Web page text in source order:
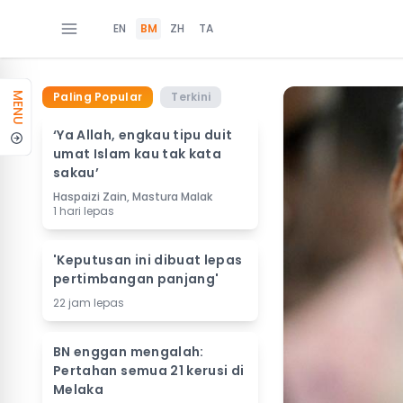
EN BM ZH TA
MENU Paling Popular Terkini
‘Ya Allah, engkau tipu duit
umat Islam kau tak kata
sakau’
Haspaizi Zain, Mastura Malak
1 hari lepas
'Keputusan ini dibuat lepas
pertimbangan panjang'
22 jam lepas
BN enggan mengalah:
Pertahan semua 21 kerusi di
Melaka